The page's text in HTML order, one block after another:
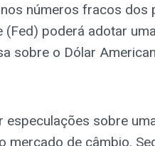
números fracos dos
poderá adotar
sobre o Dólar
especulações sobre
de câmbio.